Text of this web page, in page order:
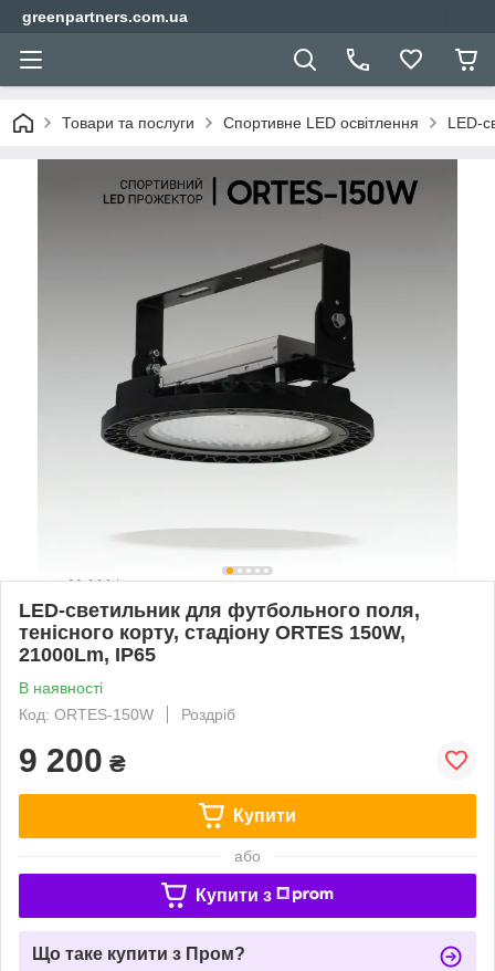
greenpartners.com.ua
Товари та послуги Спортивне LED освітлення LED-
LED-светильник для футбольного поля,
тенісного корту, стадіону ORTES 150W,
21000Lm, IP65
В наявності
Код: ORTES-150W
Роздріб
9 200 ₴
Купити
або
Купити з
Що таке купити з Пром?